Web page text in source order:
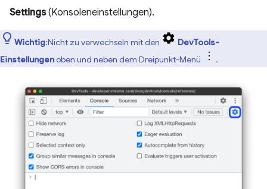
Settings(Konsoleneinstellungen).
Wichtig:Nicht zu verwechseln mit den
DevTools-
Einstellungenoben und neben dem Dreipunkt-Menü .